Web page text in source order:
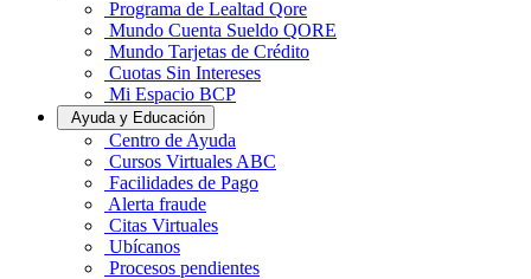
Programa de Lealtad Qore
Mundo Cuenta Sueldo QORE
Mundo Tarjetas de Crédito
Cuotas Sin Intereses
Mi Espacio BCP
Ayuda y Educación
Centro de Ayuda
Cursos Virtuales ABC
Facilidades de Pago
Alerta fraude
Citas Virtuales
Ubícanos
Procesos pendientes